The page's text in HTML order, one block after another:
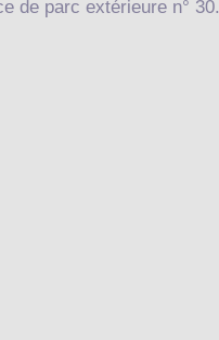
de parc extérieure n° 30.